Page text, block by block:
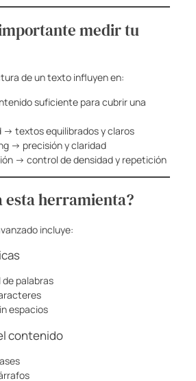
medir tu
de un texto influyen en:
suficiente para cubrir una
→ textos equilibrados y claros
→ precisión y claridad
→ control de densidad y repetición
esta herramienta?
incluye:
palabras
espacios
contenido